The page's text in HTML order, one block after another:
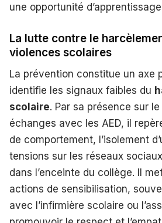
une opportunité
La lutte contre le
violences scolaires
La prévention constitue un axe
identifie les signaux faibles du
scolaire. Par sa présence sur
échanges avec les AED, il
de comportement, l’isolement
tensions sur les réseaux
dans l’enceinte du collège. Il
actions de sensibilisation,
avec l’infirmière scolaire ou